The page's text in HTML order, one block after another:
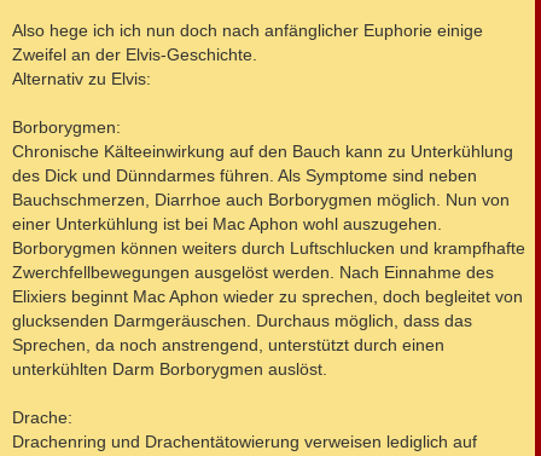
Also hege ich ich nun doch nach anfänglicher Euphorie einige
Zweifel an der Elvis-Geschichte.
Alternativ zu Elvis:
Borborygmen:
Chronische Kälteeinwirkung auf den Bauch kann zu Unterkühlung
des Dick und Dünndarmes führen. Als Symptome sind neben
Bauchschmerzen, Diarrhoe auch Borborygmen möglich. Nun von
einer Unterkühlung ist bei Mac Aphon wohl auszugehen.
Borborygmen können weiters durch Luftschlucken und krampfhafte
Zwerchfellbewegungen ausgelöst werden. Nach Einnahme des
Elixiers beginnt Mac Aphon wieder zu sprechen, doch begleitet von
glucksenden Darmgeräuschen. Durchaus möglich, dass das
Sprechen, da noch anstrengend, unterstützt durch einen
unterkühlten Darm Borborygmen auslöst.
Drache:
Drachenring und Drachentätowierung verweisen lediglich auf